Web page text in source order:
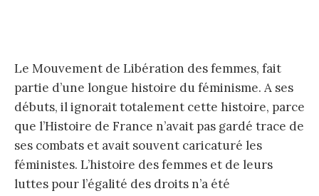
Le Mouvement de Libération des femmes, fait
partie d’une longue histoire du féminisme. A ses
débuts, il ignorait totalement cette histoire, parce
que l’Histoire de France n’avait pas gardé trace de
ses combats et avait souvent caricaturé les
féministes. L’histoire des femmes et de leurs
luttes pour l’égalité des droits n’a été